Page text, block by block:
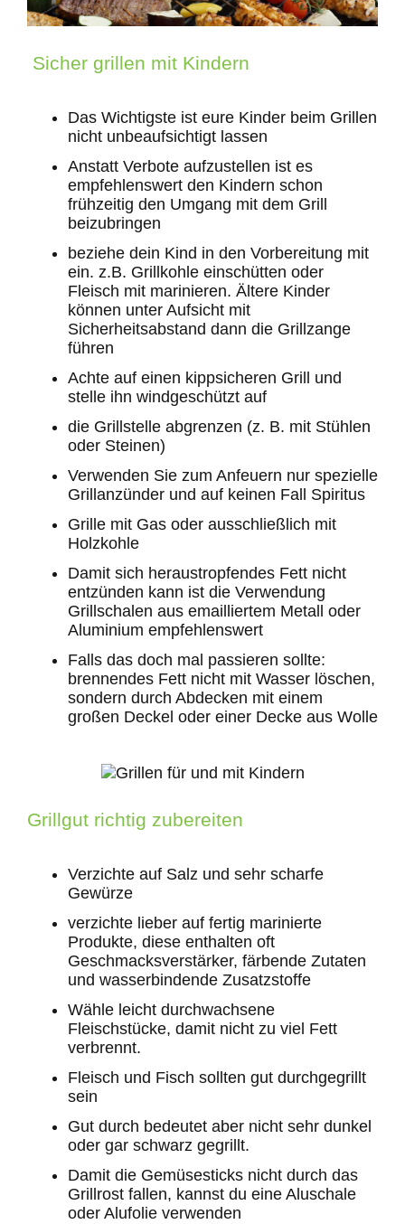
Sicher grillen mit Kindern
Das Wichtigste ist eure Kinder beim Grillen
nicht unbeaufsichtigt lassen
Anstatt Verbote aufzustellen ist es
empfehlenswert den Kindern schon
frühzeitig den Umgang mit dem Grill
beizubringen
beziehe dein Kind in den Vorbereitung mit
ein. z.B. Grillkohle einschütten oder
Fleisch mit marinieren. Ältere Kinder
können unter Aufsicht mit
Sicherheitsabstand dann die Grillzange
führen
Achte auf einen kippsicheren Grill und
stelle ihn windgeschützt auf
die Grillstelle abgrenzen (z. B. mit Stühlen
oder Steinen)
Verwenden Sie zum Anfeuern nur spezielle
Grillanzünder und auf keinen Fall Spiritus
Grille mit Gas oder ausschließlich mit
Holzkohle
Damit sich heraustropfendes Fett nicht
entzünden kann ist die Verwendung
Grillschalen aus emailliertem Metall oder
Aluminium empfehlenswert
Falls das doch mal passieren sollte:
brennendes Fett nicht mit Wasser löschen,
sondern durch Abdecken mit einem
großen Deckel oder einer Decke aus Wolle
Grillgut richtig zubereiten
Verzichte auf Salz und sehr scharfe
Gewürze
verzichte lieber auf fertig marinierte
Produkte, diese enthalten oft
Geschmacksverstärker, färbende Zutaten
und wasserbindende Zusatzstoffe
Wähle leicht durchwachsene
Fleischstücke, damit nicht zu viel Fett
verbrennt.
Fleisch und Fisch sollten gut durchgegrillt
sein
Gut durch bedeutet aber nicht sehr dunkel
oder gar schwarz gegrillt.
Damit die Gemüsesticks nicht durch das
Grillrost fallen, kannst du eine Aluschale
oder Alufolie verwenden